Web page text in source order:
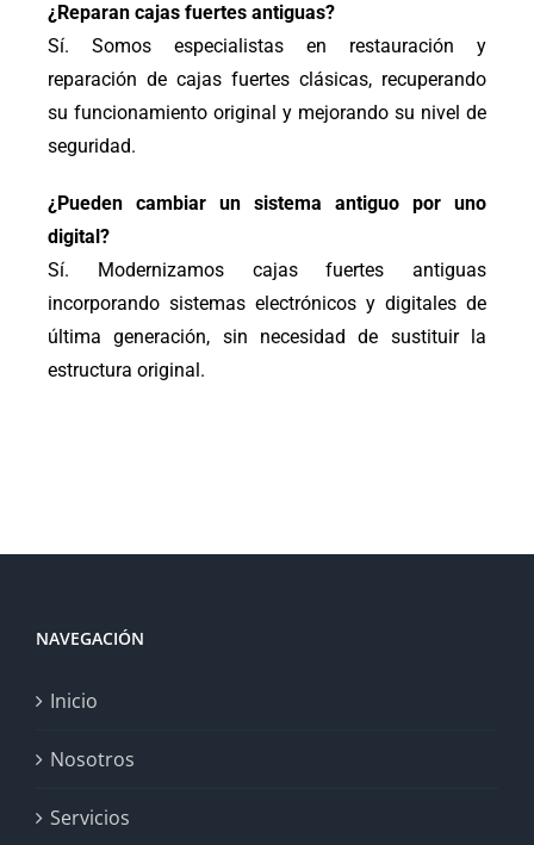
¿Reparan cajas fuertes antiguas?
Sí. Somos especialistas en restauración y
reparación de cajas fuertes clásicas, recuperando
su funcionamiento original y mejorando su nivel de
seguridad.
¿Pueden cambiar un sistema antiguo por uno
digital?
Sí. Modernizamos cajas fuertes antiguas
incorporando sistemas electrónicos y digitales de
última generación, sin necesidad de sustituir la
estructura original.
NAVEGACIÓN
Inicio
Nosotros
Servicios